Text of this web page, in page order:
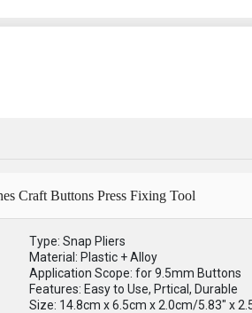
Craft Buttons Press Fixing Tool
Type: Snap Pliers
Material: Plastic + Alloy
Application Scope: for 9.5mm Buttons
Features: Easy to Use, Prtical, Durable
Size: 14.8cm x 6.5cm x 2.0cm/5.83" x